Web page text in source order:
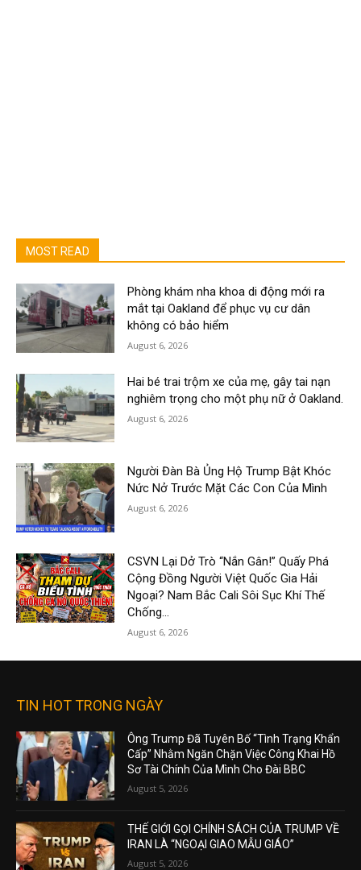
MOST READ
Phòng khám nha khoa di động mới ra
mắt tại Oakland để phục vụ cư dân
không có bảo hiểm
August 6, 2026
Hai bé trai trộm xe của mẹ, gây tai nạn
nghiêm trọng cho một phụ nữ ở Oakland.
August 6, 2026
Người Đàn Bà Ủng Hộ Trump Bật Khóc
Nức Nở Trước Mặt Các Con Của Mình
August 6, 2026
CSVN Lại Dở Trò “Nắn Gân!” Quấy Phá
Cộng Đồng Người Việt Quốc Gia Hải
Ngoại? Nam Bắc Cali Sôi Sục Khí Thế
Chống...
August 6, 2026
TIN HOT TRONG NGÀY
Ông Trump Đã Tuyên Bố “Tình Trạng Khẩn
Cấp” Nhằm Ngăn Chặn Việc Công Khai Hồ
Sơ Tài Chính Của Mình Cho Đài BBC
August 5, 2026
THẾ GIỚI GỌI CHÍNH SÁCH CỦA TRUMP VỀ
IRAN LÀ “NGOẠI GIAO MẪU GIÁO”
August 5, 2026